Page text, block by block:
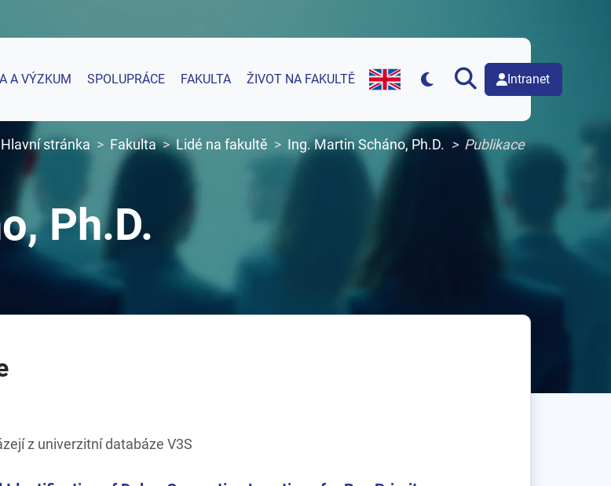
A VÝZKUM SPOLUPRÁCE FAKULTA ŽIVOT NA FAKULTĚ
English version of web page
Intranet
Hlavní stránka Fakulta Lidé na fakultě Ing. Martin Scháno, Ph.D. Publikace
Ph.D.
z univerzitní databáze V3S